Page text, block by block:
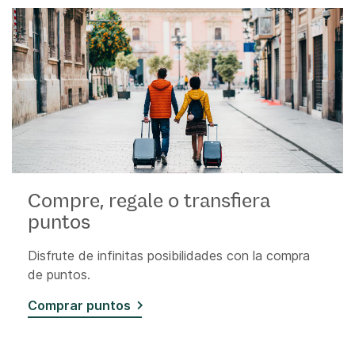
Compre, regale o transfiera
puntos
Disfrute de infinitas posibilidades con la compra
de puntos.
Comprar puntos